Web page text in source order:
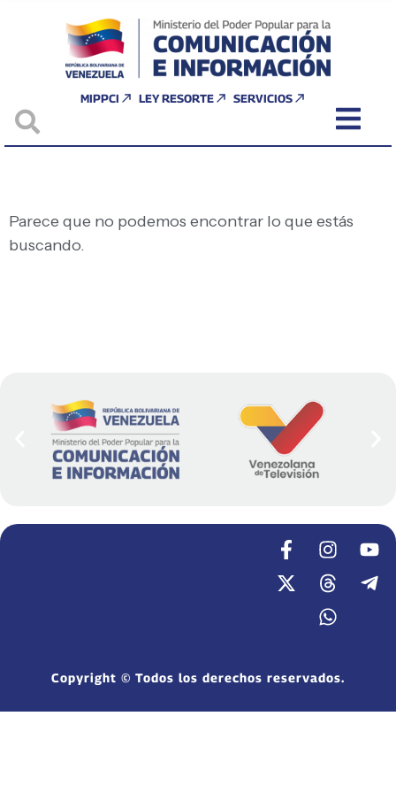
MIPPCI LEY RESORTE SERVICIOS
Parece que no podemos encontrar lo que estás
buscando.
Copyright © Todos los derechos reservados.